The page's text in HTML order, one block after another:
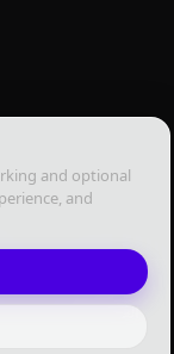
and optional
and
العربية